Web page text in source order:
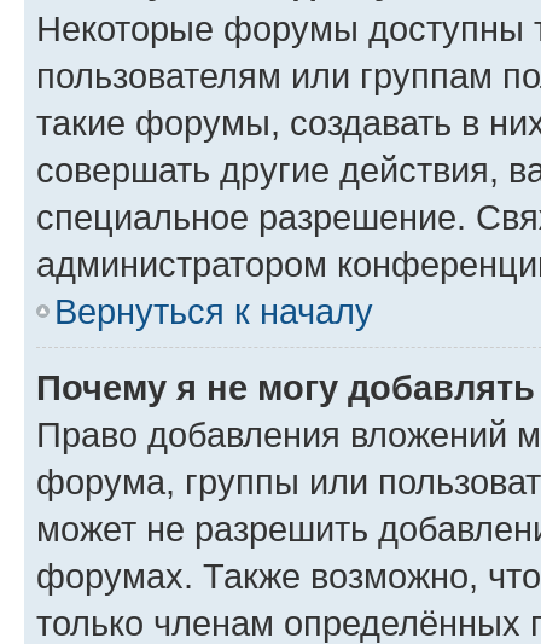
Некоторые форумы доступны
пользователям или группам
такие форумы, создавать в
совершать другие действия,
специальное разрешение.
администратором
Вернуться к началу
Почему я не могу
Право добавления вложений
форума, группы или
может не разрешить
форумах. Также возможно,
только членам определённых